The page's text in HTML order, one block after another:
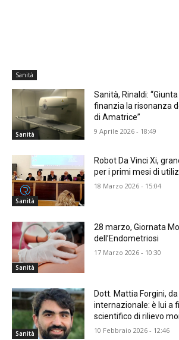
Sanità
Sanità
Sanità, Rinaldi:
finanzia la risonanza
di Amatrice”
9 Aprile 2026 - 18:49
Sanità
Robot Da Vinci Xi,
per i primi mesi di
18 Marzo 2026 - 15:04
Sanità
28 marzo, Giornata
dell’Endometriosi
17 Marzo 2026 - 10:30
Sanità
Dott. Mattia Forgini,
internazionale: è lui a
scientifico di rilievo
10 Febbraio 2026 - 12:46